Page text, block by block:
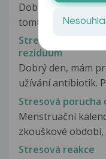
Dobrý den? je mi
tomu nepiji, abych
Stresová
reziduum
Dobrý den, mám
užívání antibiotik.
Stresová porucha
Menstruační
zkouškové období,
Stresová reakce